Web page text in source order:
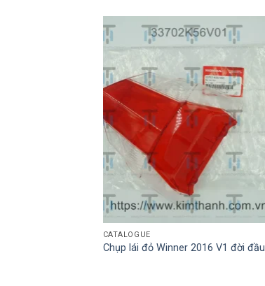
CATALOGUE
Chụp lái đỏ Winner 2016 V1 đời đầu